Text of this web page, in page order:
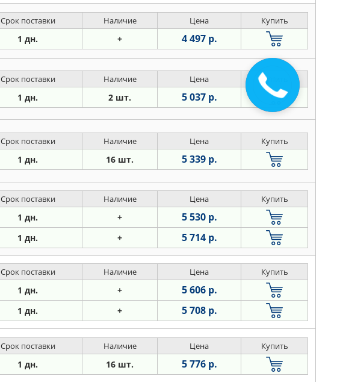
Срок поставки Наличие Цена Купить
1 дн. + 4 497 р.
Срок поставки Наличие Цена Купить
1 дн. 2 шт. 5 037 р.
Срок поставки Наличие Цена Купить
1 дн. 16 шт. 5 339 р.
Срок поставки Наличие Цена Купить
1 дн. + 5 530 р.
1 дн. + 5 714 р.
Срок поставки Наличие Цена Купить
1 дн. + 5 606 р.
1 дн. + 5 708 р.
Срок поставки Наличие Цена Купить
1 дн. 16 шт. 5 776 р.
Закажите
звонок